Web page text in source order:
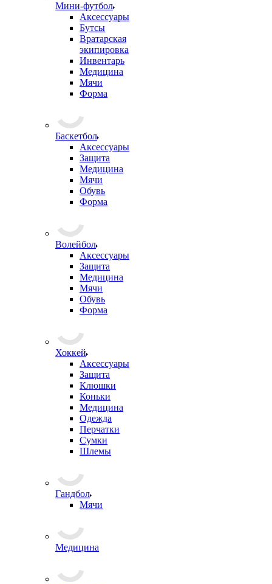
Мини-футбол
Аксессуары
Бутсы
Вратарская
экипировка
Инвентарь
Медицина
Мячи
Форма
Баскетбол
Аксессуары
Защита
Медицина
Мячи
Обувь
Форма
Волейбол
Аксессуары
Защита
Медицина
Мячи
Обувь
Форма
Хоккей
Аксессуары
Защита
Клюшки
Коньки
Медицина
Одежда
Перчатки
Сумки
Шлемы
Гандбол
Мячи
Медицина